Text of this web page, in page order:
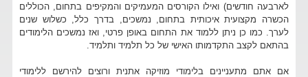
לארבעה חודשים) ואילו הקורסים המעמיקים והמקיפים בתחום, הכוללים
הכשרה מקצועית איכותית בתחום, נמשכים, בדרך כלל, כשלוש שנים
לערך. כמו כן ניתן ללמוד את התחום באופן פרטי, ואז נמשכים הלימודים
בהתאם לקצב התקדמותו האישי של כל תלמיד ותלמיד.
אם אתם מתעניינים בלימודי מוזיקה אתנית ורוצים להירשם ללימודי